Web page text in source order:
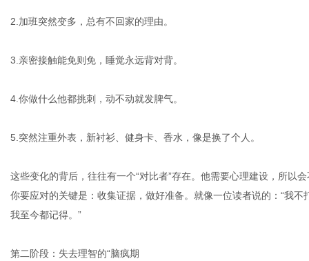
2.加班突然变多，总有不回家的理由。
3.亲密接触能免则免，睡觉永远背对背。
4.你做什么他都挑刺，动不动就发脾气。
5.突然注重外表，新衬衫、健身卡、香水，像是换了个人。
这些变化的背后，往往有一个“对比者”存在。他需要心理建设，所以
你要应对的关键是：收集证据，做好准备。就像一位读者说的：“我
我至今都记得。”
第二阶段：失去理智的“脑疯期